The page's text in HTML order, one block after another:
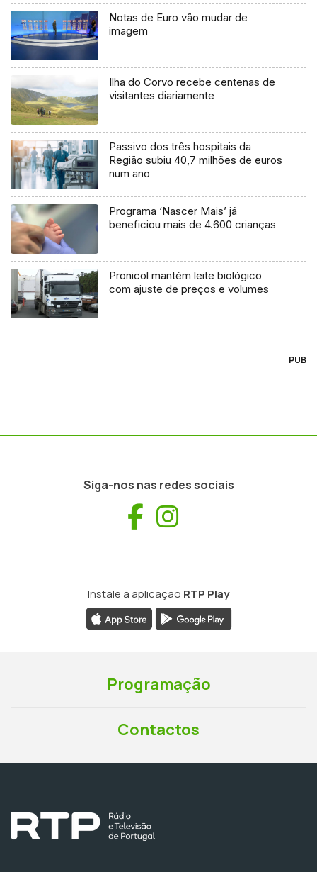
Notas de Euro vão mudar de
imagem
Ilha do Corvo recebe centenas de
visitantes diariamente
Passivo dos três hospitais da
Região subiu 40,7 milhões de euros
num ano
Programa ‘Nascer Mais’ já
beneficiou mais de 4.600 crianças
Pronicol mantém leite biológico
com ajuste de preços e volumes
PUB
Siga-nos nas redes sociais
Facebook
Instale a aplicação RTP Play
Programação
Contactos